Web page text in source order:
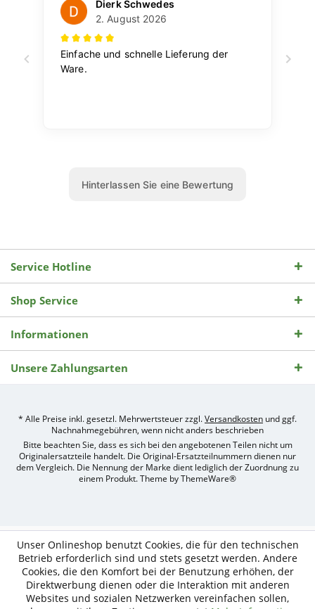
Service Hotline
Shop Service
Informationen
Unsere Zahlungsarten
* Alle Preise inkl. gesetzl. Mehrwertsteuer zzgl.Versandkosten und ggf.
Nachnahmegebühren, wenn nicht anders beschrieben
Bitte beachten Sie, dass es sich bei den angebotenen Teilen nicht um
Originalersatzteile handelt. Die Original-Ersatzteilnummern dienen nur
dem Vergleich. Die Nennung der Marke dient lediglich der Zuordnung zu
einem Produkt. Theme byThemeWare®
Shops
durch
nitio
mediasign,
Unser Onlineshop benutzt Cookies, die für den technischen
Betrieb erforderlich sind und stets gesetzt werden. Andere
Cookies, die den Komfort bei der Benutzung erhöhen, der
Direktwerbung dienen oder die Interaktion mit anderen
Websites und sozialen Netzwerken vereinfachen sollen,